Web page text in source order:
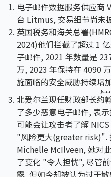
电子邮件数据服务供应商
台 Litmus, 交易细节尚未
英国税务和海关总署
2024)他们拦截了超过 1
子邮件, 2021 年数量是
万, 2023 年保持在 4090
施面临的安全威胁持续增
北爱尔兰现任财政部长约
了多少恶意电子邮件, 表
可能会让攻击者了解
"风险更大(greater risk)".
Michelle McIlveen, 她对
了变化 "令人担忧", 尽管
露, 但如今却被认为过于